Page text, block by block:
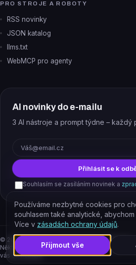
PRO STROJE A ROBOTY
RSS novinky
JSON katalog
llms.txt
WebMCP pro agenty
AI novinky do e-mailu
3 AI nástroje a prompt týdne – každý
Přihlásit se k
Souhlasím se zasíláním novinek a
© 2026
EJAJ s.r.o. – všechna práva vyhrazena.
Některé odkazy jsou affiliate. Podporujete tím
vás se nemění.
Používáme nezbytné cookies pro
souhlasem také analytické,
Více v zásadách ochrany údajů.
Přijmout vše